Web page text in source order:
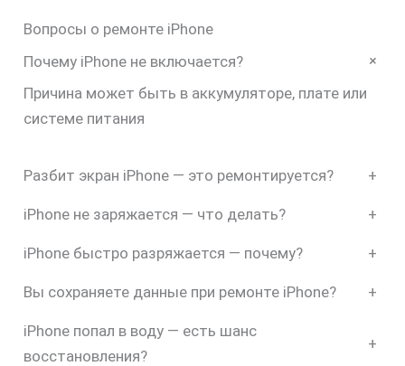
Вопросы о ремонте iPhone
Почему iPhone не включается?
+
Причина может быть в аккумуляторе, плате или
системе питания
Разбит экран iPhone — это ремонтируется? +
iPhone не заряжается — что делать? +
iPhone быстро разряжается — почему? +
Вы сохраняете данные при ремонте iPhone? +
iPhone попал в воду — есть шанс
восстановления?
+